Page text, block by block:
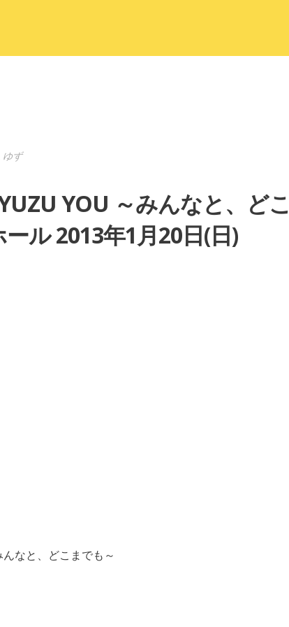
ゆず
YOU ～みんなと、どこ
ル 2013年1月20日(日)
なと、どこまでも～